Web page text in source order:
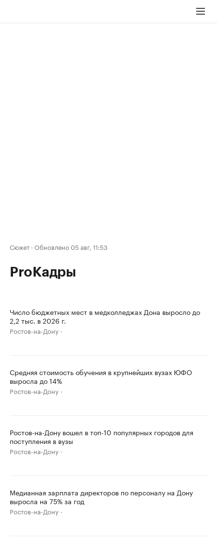
Сюжет · Обновлено 05 авг, 11:53
ProКадры
Число бюджетных мест в медколледжах Дона выросло до
2,2 тыс. в 2026 г.
Ростов-на-Дону
Средняя стоимость обучения в крупнейших вузах ЮФО
выросла до 14%
Ростов-на-Дону
Ростов-на-Дону вошел в топ-10 популярных городов для
поступления в вузы
Ростов-на-Дону
Медианная зарплата директоров по персоналу на Дону
выросла на 75% за год
Ростов-на-Дону